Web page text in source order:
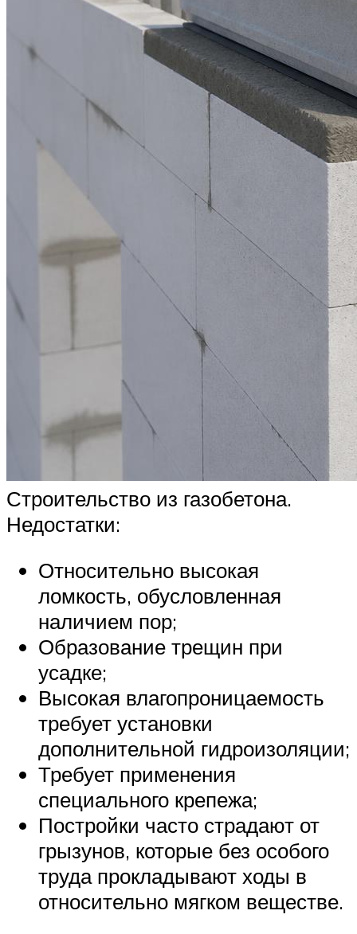
Строительство из газобетона.
Недостатки:
Относительно высокая
ломкость, обусловленная
наличием пор;
Образование трещин при
усадке;
Высокая влагопроницаемость
требует установки
дополнительной гидроизоляции;
Требует применения
специального крепежа;
Постройки часто страдают от
грызунов, которые без особого
труда прокладывают ходы в
относительно мягком веществе.